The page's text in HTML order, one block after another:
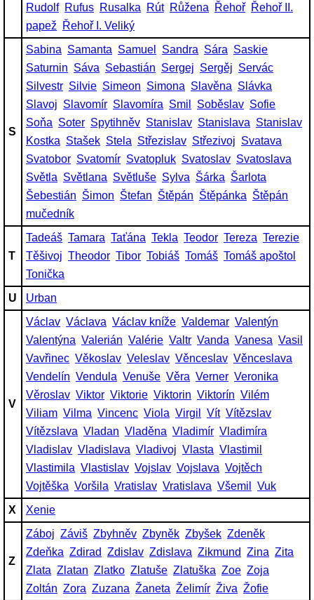
Rudolf Rufus Rusalka Rút Růžena Řehoř Řehoř II.
papež
Řehoř I. Veliký
S
Sabina Samanta Samuel Sandra Sára Saskie
Saturnin Sáva Sebastián Sergej Sergěj Servác
Silvestr Silvie Simeon Simona Slavěna Slávka
Slavoj Slavomír Slavomíra Smil Soběslav Sofie
Soňa Soter Spytihněv Stanislav Stanislava Stanislav
Kostka Stašek Stela Střezislav Střezivoj Svatava
Svatobor Svatomír Svatopluk Svatoslav Svatoslava
Světla Světlana Světluše Sylva Šárka Šarlota
Šebestián Šimon Štefan Štěpán Štěpánka Štěpán
mučedník
T
Tadeáš Tamara Taťána Tekla Teodor Tereza Terezie
Těšivoj Theodor Tibor Tobiáš Tomáš Tomáš apoštol
Tonička
U
Urban
V
Václav Václava Václav kníže Valdemar Valentýn
Valentýna Valerián Valérie Valtr Vanda Vanesa Vasil
Vavřinec Věkoslav Veleslav Věnceslav Věnceslava
Vendelín Vendula Venuše Věra Verner Veronika
Věroslav Viktor Viktorie Viktorin Viktorín Vilém
Viliam Vilma Vincenc Viola Virgil Vít Vítězslav
Vítězslava Vladan Vladěna Vladimír Vladimíra
Vladislav Vladislava Vladivoj Vlasta Vlastimil
Vlastimila Vlastislav Vojslav Vojslava Vojtěch
Vojtěška Voršila Vratislav Vratislava Všemil
Vuk
X
Xenie
Z
Záboj Záviš Zbyhněv Zbyněk Zbyšek Zdeněk
Zdeňka Zdirad Zdislav Zdislava Zikmund Zina Zita
Zlata Zlatan Zlatko Zlatuše Zlatuška Zoe Zoja
Zoltán Zora Zuzana Žaneta Želimír Živa Žofie